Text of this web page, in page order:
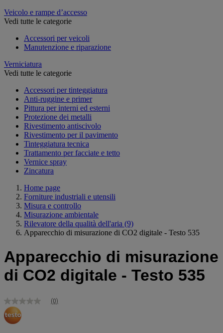
Veicolo e rampe d’accesso
Vedi tutte le categorie
Accessori per veicoli
Manutenzione e riparazione
Verniciatura
Vedi tutte le categorie
Accessori per tinteggiatura
Anti-ruggine e primer
Pittura per interni ed esterni
Protezione dei metalli
Rivestimento antiscivolo
Rivestimento per il pavimento
Tinteggiatura tecnica
Trattamento per facciate e tetto
Vernice spray
Zincatura
Home page
Forniture industriali e utensili
Misura e controllo
Misurazione ambientale
Rilevatore della qualità dell'aria (9)
Apparecchio di misurazione di CO2 digitale - Testo 535
Apparecchio di misurazione
di CO2 digitale - Testo 535
Nessuna
valutazione
Stesso
(0)